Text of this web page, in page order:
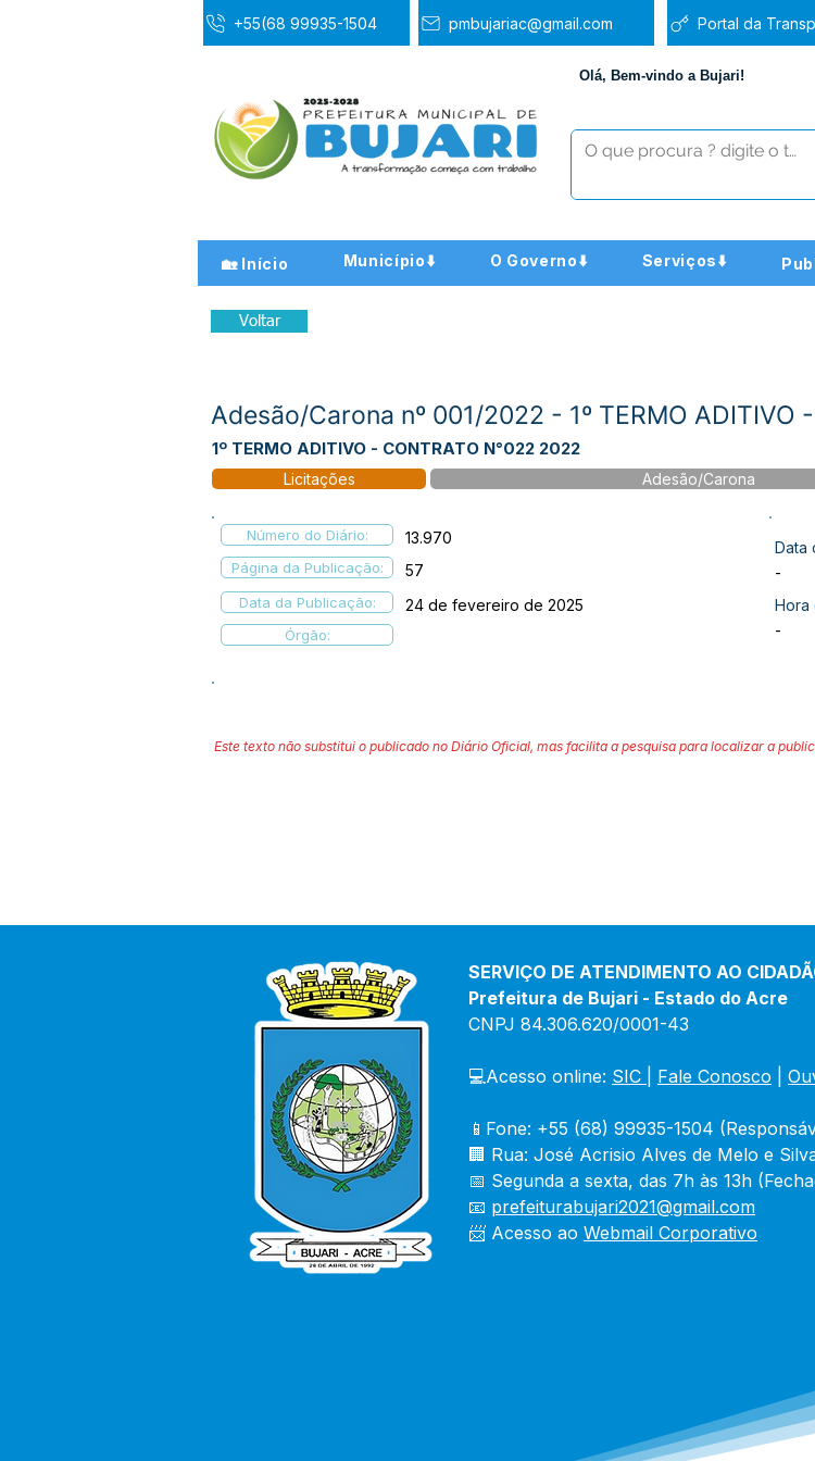
+55(68 99935-1504 pmbujariac@gmail.com Portal da
Olá, Bem-vindo a Bujari!
🏡 Início Município⬇️ O Governo⬇️ Serviços⬇️
Voltar
Adesão/Carona nº 001/2022 - 1º TERMO ADITIVO
1º TERMO ADITIVO - CONTRATO N°022 2022
Licitações Adesão/Carona
Número do Diário: 13.970
Página da Publicação: 57
Data da Publicação: 24 de fevereiro de 2025
Órgão:
Data
-
Hora
-
Este texto não substitui o publicado no Diário Oficial, mas facilita a pesquisa para localizar a
SERVIÇO DE ATENDIMENTO AO
Prefeitura de Bujari - Estado do Acre
CNPJ 84.306.620/0001-43
💻Acesso online: SIC Fale Conosco
📱Fone: +55 (68) 99935-1504
🏢 Rua: José Acrisio Alves de Melo e
📅 Segunda a sexta, das 7h às 13h
📧 prefeiturabujari2021@gmail.com
📨 Acesso ao Webmail Corporativo